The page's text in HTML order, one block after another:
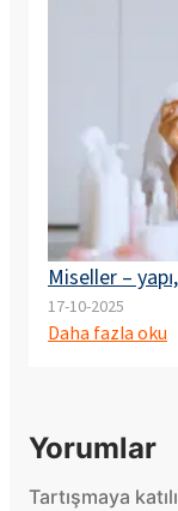
Miseller –
17-10-2025
Daha fazla oku
Yorumlar
Tartışmaya